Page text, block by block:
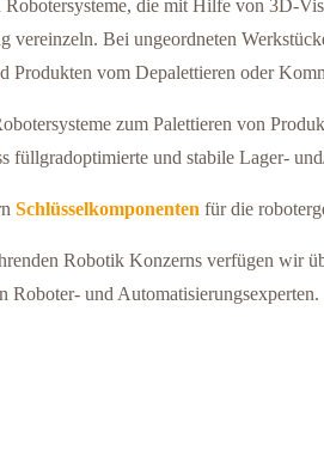
die mit Hilfe von 3D-
vereinzeln. Bei ungeordneten
Produkten vom Depalettieren oder
zum Palettieren von
füllgradoptimierte und stabile Lager-
Schlüsselkomponenten für die
Robotik Konzerns verfügen wir
Roboter- und Automatisierungsexperten.